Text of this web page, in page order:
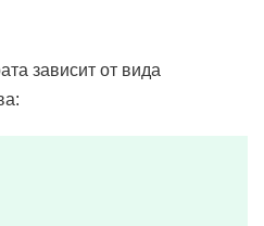
зависит от вида